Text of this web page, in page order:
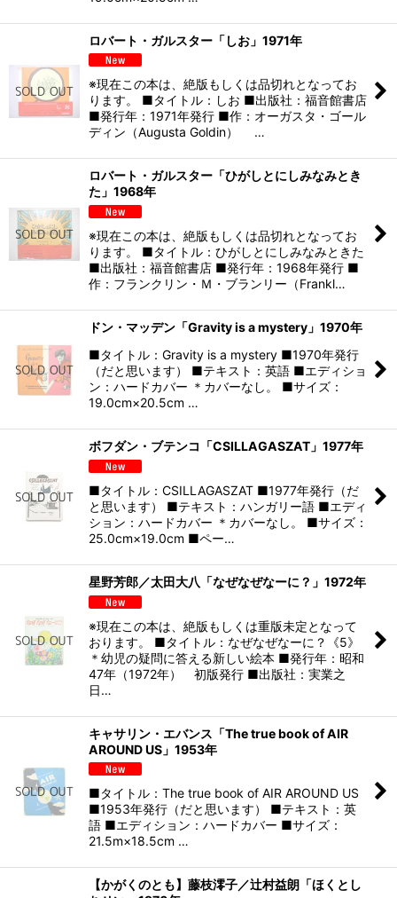
ロバート・ガルスター「しお」1971年
※現在この本は、絶版もしくは品切れとなってお
ります。 ■タイトル：しお ■出版社：福音館書店
■発行年：1971年発行 ■作：オーガスタ・ゴール
ディン（Augusta Goldin） …
ロバート・ガルスター「ひがしとにしみなみとき
た」1968年
※現在この本は、絶版もしくは品切れとなってお
ります。 ■タイトル：ひがしとにしみなみときた
■出版社：福音館書店 ■発行年：1968年発行 ■
作：フランクリン・Ｍ・ブランリー（Frankl…
ドン・マッデン「Gravity is a mystery」1970年
■タイトル：Gravity is a mystery ■1970年発行
（だと思います） ■テキスト：英語 ■エディショ
ン：ハードカバー ＊カバーなし。 ■サイズ：
19.0cm×20.5cm …
ボフダン・ブテンコ「CSILLAGASZAT」1977年
■タイトル：CSILLAGASZAT ■1977年発行（だ
と思います） ■テキスト：ハンガリー語 ■エディ
ション：ハードカバー ＊カバーなし。 ■サイズ：
25.0cm×19.0cm ■ペー…
星野芳郎／太田大八「なぜなぜなーに？」1972年
※現在この本は、絶版もしくは重版未定となって
おります。 ■タイトル：なぜなぜなーに？《5》
＊幼児の疑問に答える新しい絵本 ■発行年：昭和
47年（1972年） 初版発行 ■出版社：実業之
日…
キャサリン・エバンス「The true book of AIR
AROUND US」1953年
■タイトル：The true book of AIR AROUND US
■1953年発行（だと思います） ■テキスト：英
語 ■エディション：ハードカバー ■サイズ：
21.5m×18.5cm …
【かがくのとも】藤枝澪子／辻村益朗「ほくとし